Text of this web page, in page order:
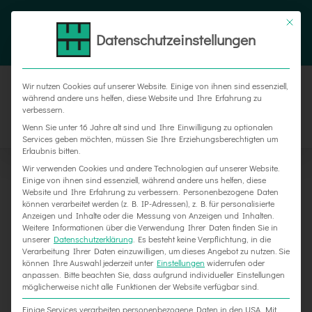
Zum
FacebookInstagram
Xing
Werbetechnik für NEUE MEERE
Datenschutzeinstellungen
Wir nutzen Cookies auf unserer Website. Einige von ihnen sind essenziell,
während andere uns helfen, diese Website und Ihre Erfahrung zu
verbessern.
Wenn Sie unter 16 Jahre alt sind und Ihre Einwilligung zu optionalen
Services geben möchten, müssen Sie Ihre Erziehungsberechtigten um
Erlaubnis bitten.
Wir verwenden Cookies und andere Technologien auf unserer Website.
Einige von ihnen sind essenziell, während andere uns helfen, diese
Website und Ihre Erfahrung zu verbessern. Personenbezogene Daten
können verarbeitet werden (z. B. IP-Adressen), z. B. für personalisierte
Anzeigen und Inhalte oder die Messung von Anzeigen und Inhalten.
Weitere Informationen über die Verwendung Ihrer Daten finden Sie in
unserer Datenschutzerklärung Es besteht keine Verpflichtung, in die
Verarbeitung Ihrer Daten einzuwilligen, um dieses Angebot zu nutzen. Sie
können Ihre Auswahl jederzeit unter Einstellungen widerrufen oder
anpassen. Bitte beachten Sie, dass aufgrund individueller Einstellungen
möglicherweise nicht alle Funktionen der Website verfügbar sind.
Einige Services verarbeiten personenbezogene Daten in den USA. Mit